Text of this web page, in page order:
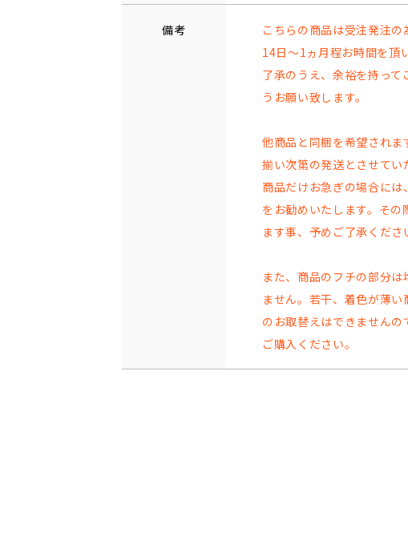
備考
こちらの商品は受注発注の
14日～1ヵ月程お時間を頂
了承のうえ、余裕を持って
うお願い致します。
他商品と同梱を希望され
揃い次第の発送とさせてい
商品だけお急ぎの場合に
をお勧めいたします。その
ます事、予めご了承くださ
また、商品のフチの部分は
ません。若干、着色が薄
のお取替えはできませんの
ご購入ください。